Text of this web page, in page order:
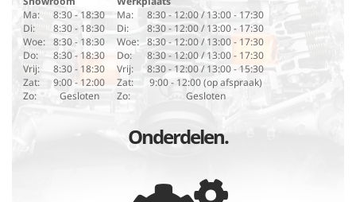
Ma:
8:30 - 18:30
Di:
8:30 - 18:30
Woe: 8:30 - 18:30
Do:
8:30 - 18:30
Vrij:
8:30 - 18:30
Zat:
9:00 - 12:00
Zo:
Gesloten
Ma:
8:30 - 12:00 / 13:00 - 17:30
Di:
8:30 - 12:00 / 13:00 - 17:30
Woe: 8:30 - 12:00 / 13:00 - 17:30
Do:
8:30 - 12:00 / 13:00 - 17:30
Vrij:
8:30 - 12:00 / 13:00 - 15:30
Zat:
9:00 - 12:00 (op afspraak)
Zo:
Gesloten
Onderdelen.